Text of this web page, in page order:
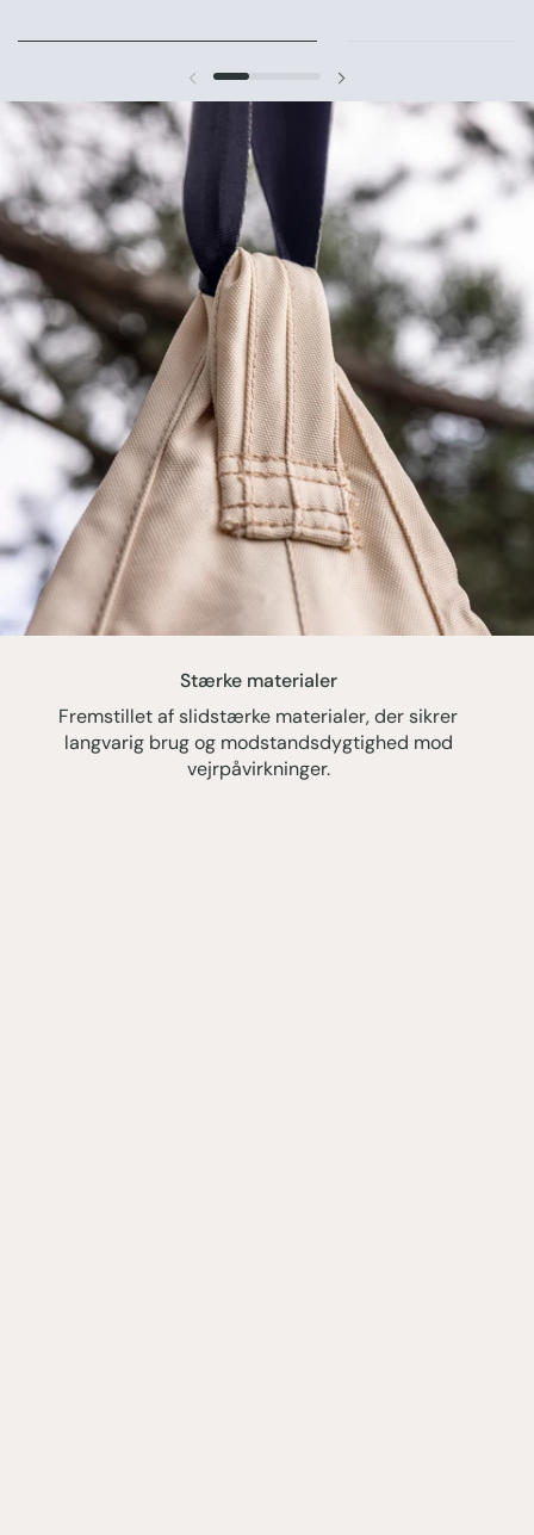
Stærke materialer
Fremstillet af slidstærke materialer, der sikrer
langvarig brug og modstandsdygtighed mod
vejrpåvirkninger.